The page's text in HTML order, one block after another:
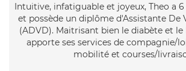
Intuitive, infatiguable et joyeux, Theo a
et possède un diplôme d'Assistante De
(ADVD). Maitrisant bien le diabète et le
apporte ses services de compagnie/
mobilité et courses/